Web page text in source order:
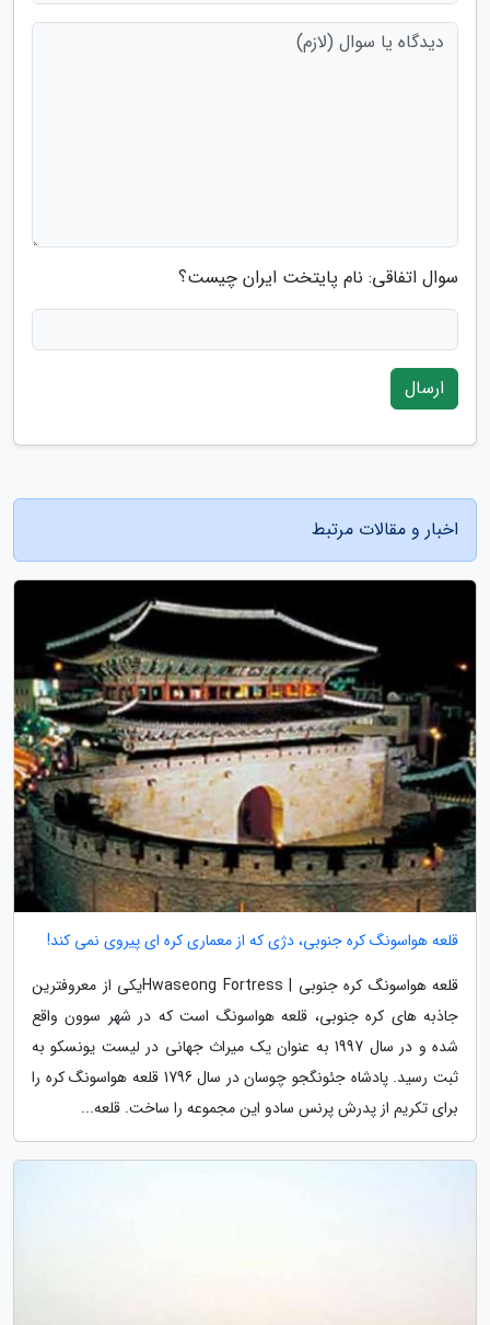
سوال اتفاقی: نام پایتخت ایران چیست؟
ارسال
اخبار و مقالات مرتبط
قلعه هواسونگ کره جنوبی، دژی که از معماری کره ای پیروی نمی کند!
قلعه هواسونگ کره جنوبی | Hwaseong Fortressیکی از معروفترین
جاذبه های کره جنوبی، قلعه هواسونگ است که در شهر سوون واقع
شده و در سال 1997 به عنوان یک میراث جهانی در لیست یونسکو به
ثبت رسید. پادشاه جئونگجو چوسان در سال 1796 قلعه هواسونگ کره را
برای تکریم از پدرش پرنس سادو این مجموعه را ساخت. قلعه...